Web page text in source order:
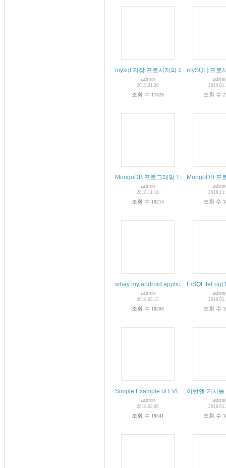
mysql 저장 프로시저의 의미와 작성 방법
admin
2019.01.30
조회 수 17828
mySQL] 프로
조회 수
MongoDB 프로그래밍 1강 클라우드/빅
admin
2018.11.18
조회 수 18214
MongoDB 프
조회 수
whay my android applicatin give this
admin
2018.05.15
조회 수 18208
E/
조회 수
Simple Example of EVENT Scheduler In
admin
2018.02.09
조회 수 18541
이번엔 커서
조회 수